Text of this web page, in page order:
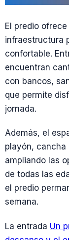
El predio
infraestructura
confortable.
encuentran
con bancos,
que permite
jornada.
Además, el
playón, cancha
ampliando las
de todas las
el predio
semana.
La entrada Un